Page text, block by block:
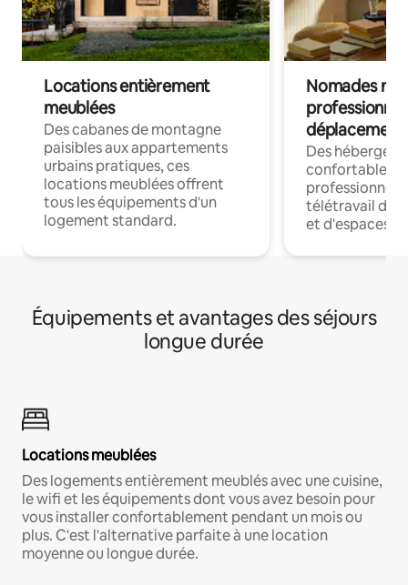
Locations entièrement
meublées
Des cabanes de montagne
paisibles aux appartements
urbains pratiques, ces
locations meublées offrent
tous les équipements d'un
logement standard.
Nomades
déplacement
Des
confortables
professionnels
télétravail
et d'espaces
Équipements et avantages des séjours
longue durée
Locations meublées
Des logements entièrement meublés avec une cuisine,
le wifi et les équipements dont vous avez besoin pour
vous installer confortablement pendant un mois ou
plus. C'est l'alternative parfaite à une location
moyenne ou longue durée.